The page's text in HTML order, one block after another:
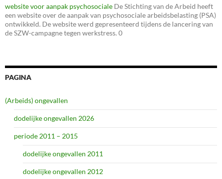
website voor aanpak psychosociale De Stichting van de Arbeid heeft
een website over de aanpak van psychosociale arbeidsbelasting (PSA)
ontwikkeld. De website werd gepresenteerd tijdens de lancering van
de SZW-campagne tegen werkstress. 0
PAGINA
(Arbeids) ongevallen
dodelijke ongevallen 2026
periode 2011 – 2015
dodelijke ongevallen 2011
dodelijke ongevallen 2012